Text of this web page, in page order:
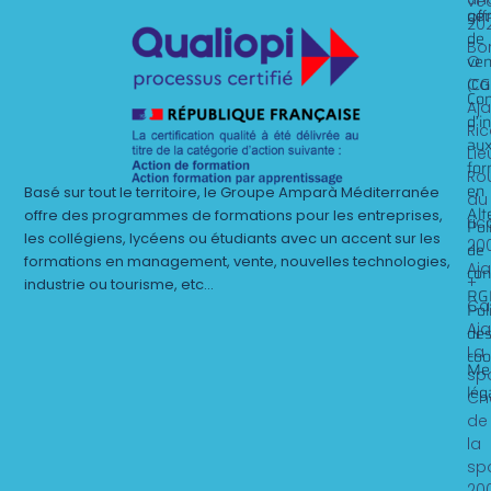
Basé sur tout le territoire, le Groupe Amparà Méditerranée
offre des programmes de formations pour les entreprises,
les collégiens, lycéens ou étudiants avec un accent sur les
formations en management, vente, nouvelles technologies,
industrie ou tourisme, etc…
O
du
+
La
de
la
de
en
de
des